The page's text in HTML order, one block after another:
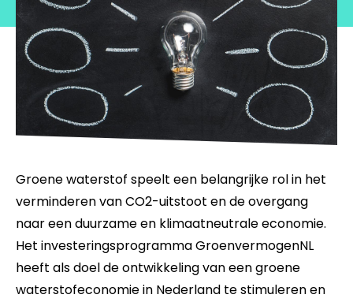
Groene waterstof speelt een belangrijke rol in het
verminderen van CO2-uitstoot en de overgang
naar een duurzame en klimaatneutrale economie.
Het investeringsprogramma GroenvermogenNL
heeft als doel de ontwikkeling van een groene
waterstofeconomie in Nederland te stimuleren en